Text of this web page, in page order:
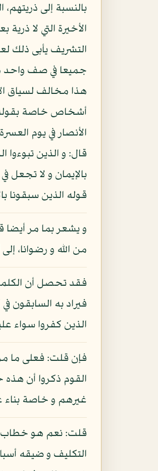
بالنسبة إلى
الأخيرة التي لا
التشريف يأبى ذلك
جميعا في صف واحد
هذا مخالف لسياق
أشخاص خاصة بقوله:
الأنصار في يوم
قال: و الذين تبوءوا
قوله الذين
و يشعر بما مر أيضا
من الله و رضوانا،
فقد تحصل أن
فيراد به السابقون
الذين كفروا سواء
فإن قلت: فعلى ما
القوم ذكروا أن
غيرهم و خاصة
قلت: نعم هو خطاب
التكليف و ضيقه